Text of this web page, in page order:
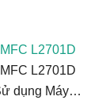
L2701D
L2701D
dụng Máy…